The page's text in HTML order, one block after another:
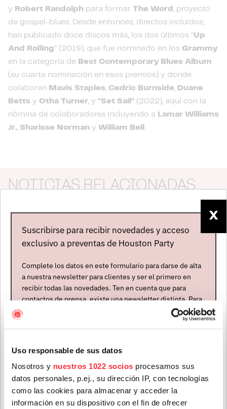
Uso responsable de sus datos
Nosotros y nuestros 1022 socios procesamos sus
datos personales, p.ej., su dirección IP, con tecnologías
como las cookies para almacenar y acceder la
información en su dispositivo con el fin de ofrecer
y Robert Randolph para formar The Word , proyecto
de gospel-blues. Desde entonces, directos incluidos,
han publicado doce discos más, los dos últimos “Up
And Rolling” (2019), que fue nominado en los Grammy
en la categoría de Best Contemporary Blues Album
(su cuarta nominación en esos premios) y donde
colaboran Mavis Staples, Cedric Burnside, Duane
Betts y Otha Turner, y "Set Sail" (2022), aquí con la
nómina de colaboradores incluyendo a Lamar Williams
Jr., Sharisse Norman y William Bell .
NOTICIAS RELACIONADAS
North Mississippi Allstars, entradas agotadas en Madrid
para mañana viernes
X
Suscribirse para recibir novedades y acceso
exclusivo a preventas de Houston Party
Complete los datos en este formulario para darse de alta
a nuestra newsletter para clientes y ser el primero en
recibir todas las novedades. Ten en cuenta que para
contactos de prensa, existe una newsletter distinta. Para
formar parte de ella, envíanos un mensaje a
Apellidos